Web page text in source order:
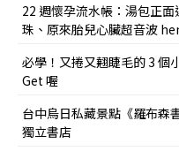
22 週懷孕流水帳：湯包正
珠、原來胎兒心臟超音波
必學！又捲又翹睫毛的 3 個
Get 喔
台中烏日私藏景點《羅布森
獨立書店